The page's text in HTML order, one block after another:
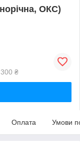
ОКС)
₴
Оплата Умови